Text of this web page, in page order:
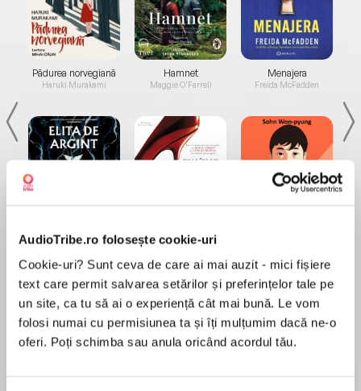
AudioTribe.ro folosește cookie-uri
Cookie-uri? Sunt ceva de care ai mai auzit - mici fișiere
text care permit salvarea setărilor și preferințelor tale pe
un site, ca tu să ai o experiență cât mai bună. Le vom
folosi numai cu permisiunea ta și îți mulțumim dacă ne-o
oferi. Poți schimba sau anula oricând acordul tău.
Pădurea norvegiană
Haruki Murakami
de...
Dani Francis
Hamnet
Maggie O'Farrell
la...
Lauren Weisberger
Menajera
Freida McFadden
Desprecarte
Return to Rose Bend in a brand new romance